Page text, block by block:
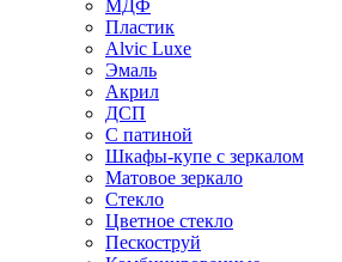
МДФ
Пластик
Alvic Luxe
Эмаль
Акрил
ДСП
С патиной
Шкафы-купе с зеркалом
Матовое зеркало
Стекло
Цветное стекло
Пескоструй